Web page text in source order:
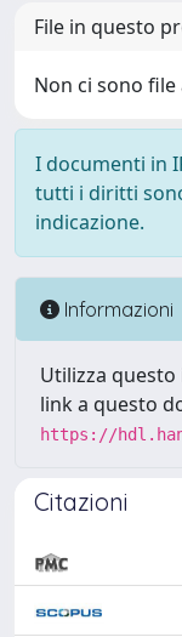
File in questo
Non ci sono
I documenti in
tutti i diritti
indicazione.
Informazioni
Utilizza
link a questo
https://
Citazioni